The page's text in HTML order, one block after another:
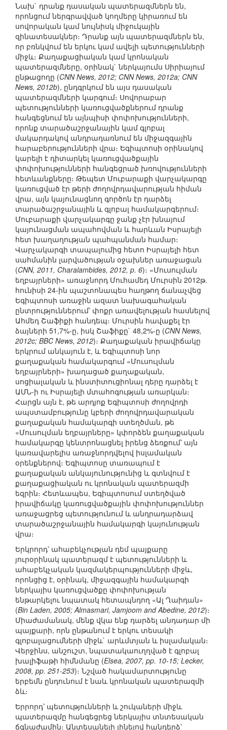
Նախ` դրանք դասական պատերազմներն են,
որոնցում ներգրավված կողմերը կիրառում են
սովորական կամ նույնիսկ միջուկային
զինատեսակներ։ Դրանք այն պատերազմներն են,
որ բռնկվում են երկու կամ ավելի պետությունների
միջև։ Քաղաքացիական կամ կրոնական
պատերազմները, օրինակ` ներկայումս Սիրիայում
ընթացողը (CNN News, 2012; CNN News, 2012a; CNN
News, 2012b), ընդգրկում են այս դասական
պատերազմների կարգում։ Սովորաբար
պետությունների կառուցվածքներում դրանք
հանգեցնում են այնպիսի փոփոխությունների,
որոնք տարածաշրջանային կամ գլոբալ
մակարդակով անդրադառնում են միջազգային
հարաբերությունների վրա։ Եգիպտոսի օրինակով
կարելի է դիտարկել կառուցվածքային
փոփոխությունների հանգեցրած խռովությունների
հետևանքները։ Թեպետ Մուբարաքի վարչակարգը
կառուցված էր թերի ժողովրդավարության հիման
վրա, այն կայունացնող գործոն էր դարձել
տարածաշրջանային և գլոբալ համակարգերում։
Մուբարաքի վարչակարգը ջանք չէր խնայում
կայունացման ապահովման և հարևան Իսրայելի
հետ խաղաղության պահպանման համար։
Վարչակարգի տապալումից հետո Իսրայելի հետ
սահմանին լարվածության օջախներ առաջացան
(CNN, 2011, Charalambides, 2012, p. 6)։ «Մուսուլման
եղբայրների» առաջնորդ Մուհամեդ Մուրսին 2012թ.
հունիսի 24-ին պաշտոնապես հաղթող ճանաչվեց
Եգիպտոսի առաջին ազատ նախագահական
ընտրություններում՝ փոքր առավելության հասնելով
Ահմեդ Շաֆիքի հանդեպ։ Մուրսին հավաքել էր
ձայների 51,7%-ը, իսկ Շաֆիքը` 48,2%-ը (CNN News,
2012c; BBC News, 2012)։ Քաղաքական իրավիճակը
երկրում անկայուն է, և Եգիպտոսի նոր
քաղաքական համակարգում «Մուսուլման
եղբայրների» խաղացած քաղաքական,
սոցիալական և ինստիտուցիոնալ դերը դարձել է
ԱՄՆ-ի ու Իսրայելի մտահոգության առարկան։
Հարցն այն է, թե արդյոք Եգիպտոսի ժողովրդի
ապստամբությունը կբերի ժողովրդավարական
քաղաքական համակարգի ստեղծման, թե
«Մուսուլման եղբայրները» կփորձեն քաղաքական
համակարգը կենտրոնացնել իրենց ձեռքում՝ այն
կառավարելիս առաջնորդվելով իսլամական
օրենքներով։ Եգիպտոսը տառապում է
քաղաքական անկայունությունից և գտնվում է
քաղաքացիական ու կրոնական պատերազմի
եզրին։ Հետևապես, Եգիպտոսում ստեղծված
իրավիճակը կառուցվածքային փոփոխություններ
առաջացրեց պետությունում և անդրադարձավ
տարածաշրջանային համակարգի կայունության
վրա։
Երկրորդ՝ ահաբեկչության դեմ պայքարը
յուրօրինակ պատերազմ է պետությունների և
ահաբեկչական կազմակերպությունների միջև,
որոնցից է, օրինակ, միջազգային համակարգի
ներկայիս կառուցվածքը փոփոխության
ենթարկելու նպատակ հետապնդող «Ալ Ղաիդան»
(Bin Laden, 2005; Almasmari, Jamjoom and Abedine, 2012)։
Միաժամանակ, մենք վկա ենք դարձել անդադար մի
պայքարի, որն ընթանում է երկու տեսակի
գլոբալացումների միջև` արևմտյան և իսլամական։
Վերջինս, անշուշտ, նպատակաուղղված է գլոբալ
խալիֆաթի հիմնմանը (Elsea, 2007, pp. 10-15; Lecker,
2008, pp. 251-253)։ Նշված հակամարտությունը
երբեմն ընդունում է նաև կրոնական պատերազմի
ձև։
Երրորդ՝ պետությունների և շուկաների միջև
պատերազմը հանգեցրեց ներկայիս տնտեսական
ճգնաժամին։ Անտեսանելի լինելով հանդերձ՝